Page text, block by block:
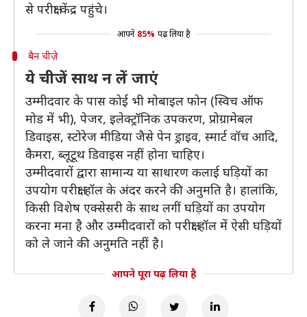
से परीक्षा केंद्र पहुंचे।
आपने 85% पढ़ लिया है
बैन चीज़े
ये चीजें साथ न लें जाएं
उम्मीदवार के पास कोई भी मोबाइल फोन (स्विच ऑफ
मोड में भी), पेजर, इलेक्ट्रॉनिक उपकरण, प्रोग्रामेबल
डिवाइस, स्टोरेज मीडिया जैसे पेन ड्राइव, स्मार्ट वॉच आदि,
कैमरा, ब्लूटूथ डिवाइस नहीं होना चाहिए।
उम्मीदवारों द्वारा सामान्य या साधारण कलाई घड़ियों का
उपयोग परीक्षा हॉल के अंदर करने की अनुमति है। हालांकि,
किसी विशेष एक्सेसरी के साथ लगीं घड़ियों का उपयोग
करना मना है और उम्मीदवारों को परीक्षा हॉल में ऐसी घड़ियों
को ले जाने की अनुमति नहीं है।
आपने पूरा पढ़ लिया है